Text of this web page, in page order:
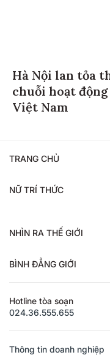
Hà Nội lan tỏa
chuỗi hoạt
Việt Nam
TRANG CHỦ
NỮ TRÍ THỨC
NHÌN RA THẾ GIỚI
BÌNH ĐẲNG GIỚI
Hotline tòa soạn
024.36.555.655
Thông tin doanh nghiệp